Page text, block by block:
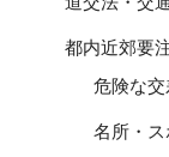
都内近郊要
危険な交
名所・ス